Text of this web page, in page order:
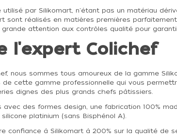
utilisé par Silikomart, n'étant pas un matériau
sont réalisés en matières premières
grande attention aux contrôles qualité pour
l'expert Colichef
nous sommes tous amoureux de la gamme
de cette gamme professionnelle qui vous
dignes des plus grands chefs pâtissiers.
avec des formes design, une fabrication 100%
platinium (sans Bisphénol A).
confiance à Silikomart à 200% sur la qualité de